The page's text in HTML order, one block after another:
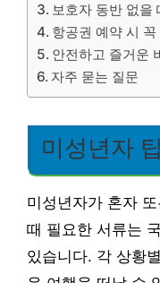
보호자 동반 없을
항공권 예약 시
안전하고 즐거운
자주 묻는 질문
미성년자
미성년자가 혼자
때 필요한 서류는
있습니다. 각 상황